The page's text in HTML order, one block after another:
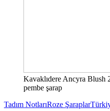
Kavaklıdere Ancyra Blush
pembe şarap
Tadım NotlarıRoze Şaraplar